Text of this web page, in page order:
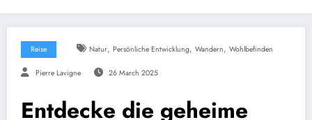
Reise Natur, Persönliche Entwicklung, Wandern, Wohlbefinden
Pierre Lavigne 26 March 2025
Entdecke die geheime